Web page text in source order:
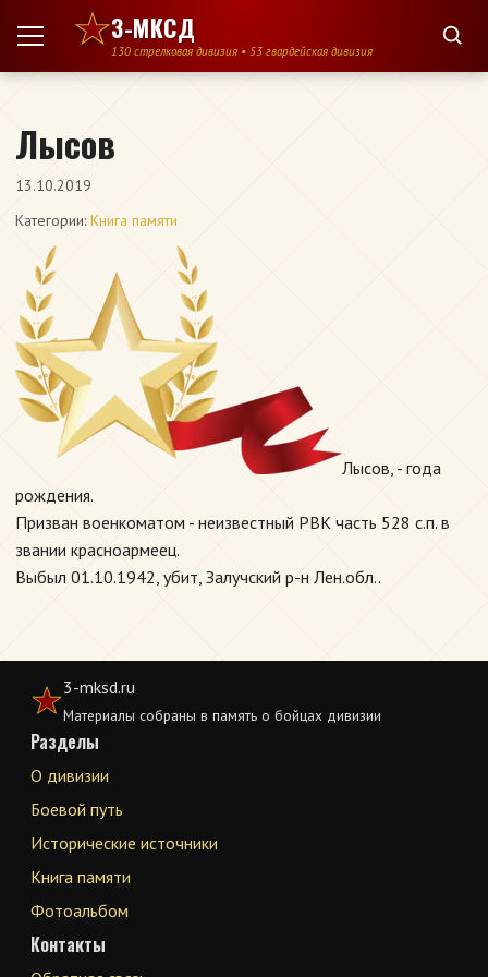
Перейти к содержимому
3-МКСД
130 стрелковая дивизия • 53 гвардейская дивизия
Лысов
13.10.2019
Категории: Книга памяти
Лысов, - года
рождения.
Призван военкоматом - неизвестный РВК часть 528 с.п. в
звании красноармеец.
Выбыл 01.10.1942, убит, Залучский р-н Лен.обл..
3-mksd.ru
Материалы собраны в память о бойцах дивизии
Разделы
О дивизии
Боевой путь
Исторические источники
Книга памяти
Фотоальбом
Контакты